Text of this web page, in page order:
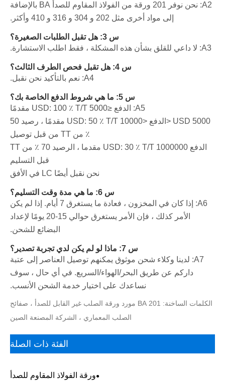
A2: نحن نوفر 201 ورقة من الفولاذ المقاوم للصدأ BA بالإضافة
إلى مواد أخرى مثل 202 و 304 و 316 و 410 وأكثر.
س 3: هل تقبل الطلبات الصغيرة؟
A3: لا داعي للقلق بشأن هذه المشكلة ، فقط اطلب الاستشارة.
س 4: هل تقبل فحص الطرف الثالث؟
A4: نعم بالتأكيد نحن نقبل.
س 5: ما هي شروط الدفع الخاصة بك؟
A5: الدفع ≤5000 USD: 100 ٪ T/T مقدمًا
5000 USD <الدفع <10000 USD: 50 ٪ T/T مقدمًا ، رصيد 50
٪ من TT من قبل توصيل
الدفع 1000000 USD: 30 ٪ T/T مقدما ، الرصيد 70 ٪ من TT
قبل التسليم
نحن نقبل أيضًا LC في الأفق
س 6: ما هي مدة وقت التسليم؟
A6: إذا كان في المخزون ، فعادة ما يستغرق 7 أيام. إذا لم يكن
الأمر كذلك ، فإن الأمر يستغرق حوالي 15-20 يومًا لإعداد
البضائع للشحن.
س 7: ماذا لو لم يكن لدي تجربة تصدير؟
A7: لدينا وكلاء شحن موثوق يمكنهم توصيل العناصر إلى عتبة
داركم عن طريق البحر/الهواء/السريع. في أي حال ، سوف
نساعدك على اختيار خدمة الشحن الأنسب.
الكلمات الساخنة: 201 BA مورد ورقة الصلب غير القابل للصدأ ، صفائح
الصلب المعماري ، الشركة المصنعة الصين
الفئة ذات الصلة
ورقة الفولاذ المقاوم للصدأ